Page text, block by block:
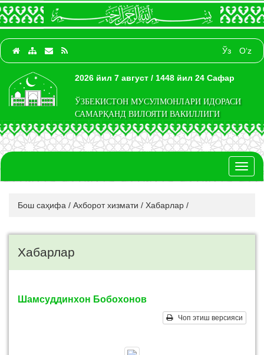
Ўз O‘z
2026 йил 7 август / 1448 йил 24 Сафар
ЎЗБЕКИСТОН МУСУЛМОНЛАРИ ИДОРАСИ
САМАРҚАНД ВИЛОЯТИ ВАКИЛЛИГИ
Бош саҳифа / Ахборот хизмати / Хабарлар /
Хабарлар
Шамсуддинхон Бобохонов
Чоп этиш версияси